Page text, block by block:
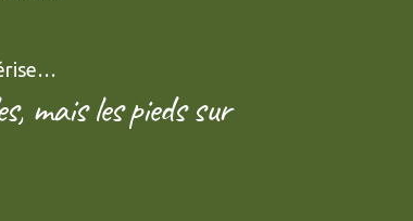
mais les pieds sur